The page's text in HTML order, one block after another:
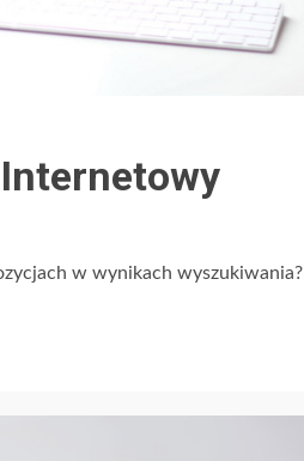
w wynikach wyszukiwania?